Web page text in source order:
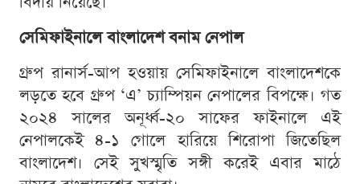
সেমিফাইনালে বাংলাদেশ বনাম নেপাল
গ্রুপ রানার্স-আপ হওয়ায় সেমিফাইনালে বাংলাদেশকে
লড়তে হবে গ্রুপ ‘এ’ চ্যাম্পিয়ন নেপালের বিপক্ষে। গত
২০২৪ সালের অনূর্ধ্ব-২০ সাফের ফাইনালে এই
নেপালকেই ৪-১ গোলে হারিয়ে শিরোপা জিতেছিল
বাংলাদেশ। সেই সুখস্মৃতি সঙ্গী করেই এবার মাঠে